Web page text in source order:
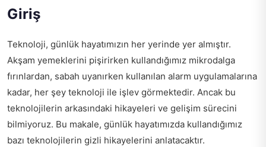
Giriş
Teknoloji, günlük hayatımızın her yerinde yer almıştır.
Akşam yemeklerini pişirirken kullandığımız mikrodalga
fırınlardan, sabah uyanırken kullanılan alarm uygulamalarına
kadar, her şey teknoloji ile işlev görmektedir. Ancak bu
teknolojilerin arkasındaki hikayeleri ve gelişim sürecini
bilmiyoruz. Bu makale, günlük hayatımızda kullandığımız
bazı teknolojilerin gizli hikayelerini anlatacaktır.